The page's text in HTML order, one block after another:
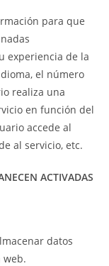
para que
experiencia de la
el número
realiza una
en función del
accede al
al servicio, etc.
ACTIVADAS
datos
web.